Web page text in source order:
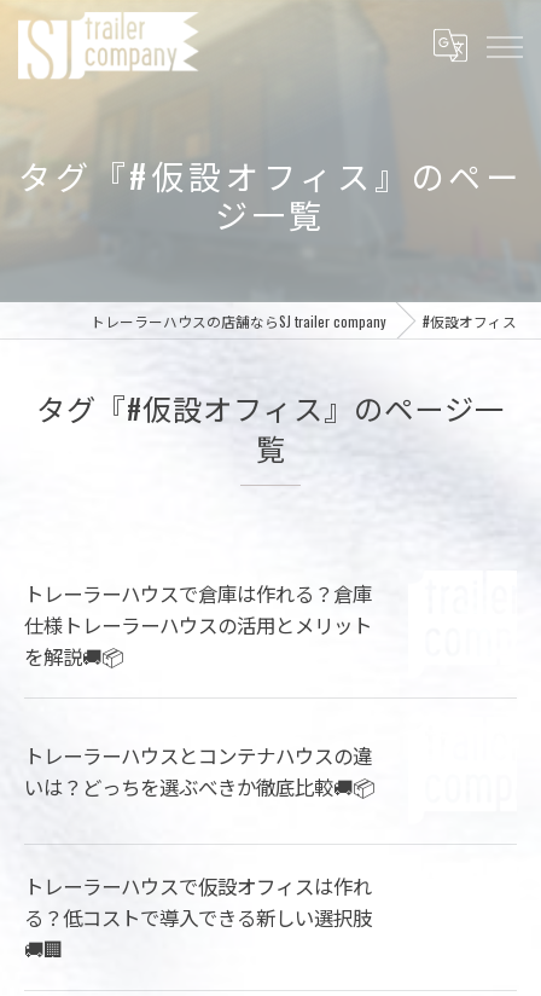
タグ『#仮設オフィス』のペー
ジ一覧
トレーラーハウスの店舗ならSJ trailer company #仮設オフィス
タグ『#仮設オフィス』のページ一
覧
トレーラーハウスで倉庫は作れる？倉庫
仕様トレーラーハウスの活用とメリット
を解説🚚📦
トレーラーハウスとコンテナハウスの違
いは？どっちを選ぶべきか徹底比較🚚📦
トレーラーハウスで仮設オフィスは作れ
る？低コストで導入できる新しい選択肢
🚚🏢